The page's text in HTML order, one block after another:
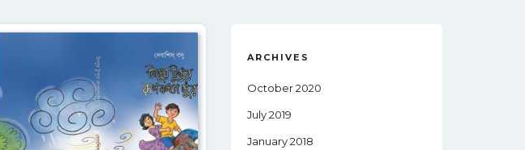
ARCHIVES
October 2020
July 2019
January 2018